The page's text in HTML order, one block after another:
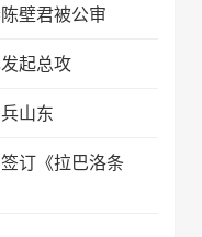
壁君被公审
起总攻
山东
订《拉巴洛条